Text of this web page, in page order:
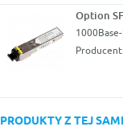
Option
Producent:
PRODUKTY Z TEJ